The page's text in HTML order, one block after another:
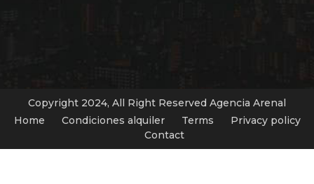
Copyright 2024, All Right Reserved Agencia Arenal
Home
Condiciones alquiler Terms
Privacy policy
Contact